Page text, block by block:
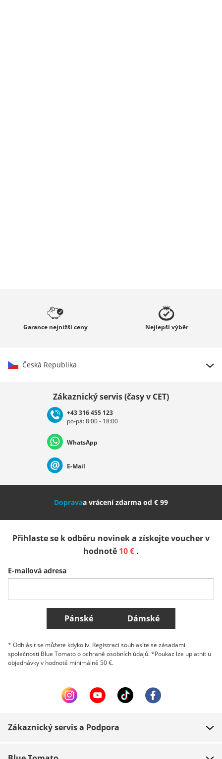
Garance nejnižší ceny Nejlepšívýběr
Česká Republika
Deutschland Österreich
Nederland Italia (Italiano) Italien (Deutsch)
Slovenija
Belgique (Français) Danmark Norge
Všechny země
Zákaznický servis (časy v CET)
+43 316 455 123
po-pá: 8:00 - 18:00
WhatsApp
E-Mail
Dopravaa vrácení zdarma od € 99
Přihlaste se k odběru novinek a získejte voucher v
hodnotě 10 € .
E-mailová adresa
Pánské Dámské
* Odhlásit se můžete kdykoliv. Registrací souhlasíte se zásadami
společnosti Blue Tomato o ochraně osobních údajů. *Poukaz lze uplatnit u
objednávky v hodnotě minimálně 50 €.
Zákaznický servis a Podpora